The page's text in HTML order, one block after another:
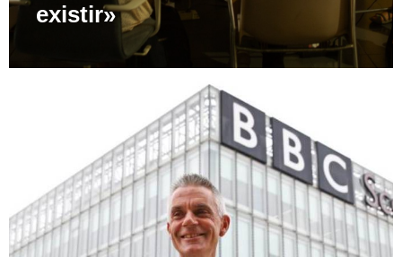
existir»